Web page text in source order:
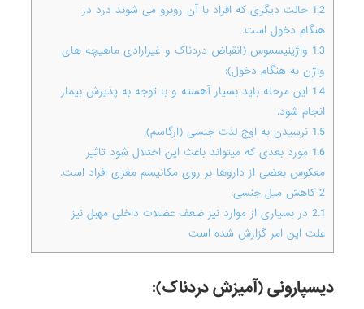
1.2 حالت دیگری که افراد با آن روبرو می شوند درد در
هنگام دخول است.
1.3 واژینیسموس (انقباض دردناک و غیرارادی ماهیچه های
واژن به هنگام دخول):
1.4 این مرحله باید بسیار آهسته و با توجه به پذیرش بیمار
انجام شود.
1.5 نرسیدن به اوج لذت جنسی (ارگاسم):
1.6 مورد بعدی که میتواند باعث این اختلال شود تاثیر
معکوس بعضی از داروها بر روی مکانیسم مغزی افراد است.
2 کاهش میل جنسی:
2.1 در بسیاری از موارد نیز ضعف عضلات داخلی مهبل نیز
علت این امر گزارش شده است
دیسپارونی (آمیزش دردناک):